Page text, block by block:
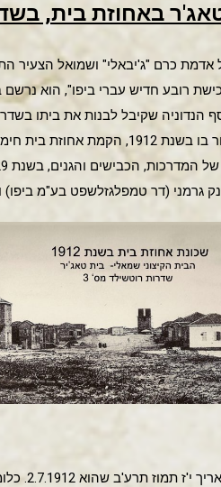
באחוזת בית,
כרם "ג'יבאלי" ושמואל הצעיר
רובע חדיש עברי ביפו", הוא
שתי הקומות שהוקם באחוזת בית ומשפחתו
על אחד